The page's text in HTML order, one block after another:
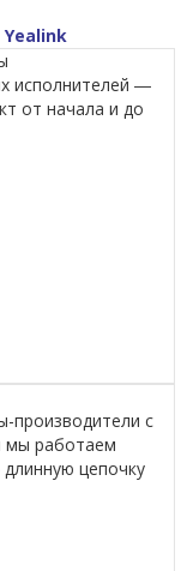
исполнителей ―
от начала и до
производители с
мы работаем
цепочку